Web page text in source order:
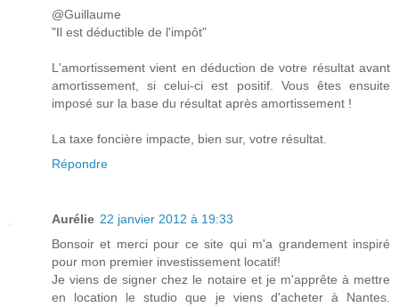
@Guillaume
"Il est déductible de l'impôt"
L'amortissement vient en déduction de votre résultat avant
amortissement, si celui-ci est positif. Vous êtes ensuite
imposé sur la base du résultat après amortissement !
La taxe foncière impacte, bien sur, votre résultat.
Répondre
Aurélie 22 janvier 2012 à 19:33
Bonsoir et merci pour ce site qui m'a grandement inspiré
pour mon premier investissement locatif!
Je viens de signer chez le notaire et je m'apprête à mettre
en location le studio que je viens d'acheter à Nantes.